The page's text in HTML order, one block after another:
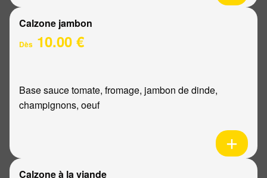
Calzone jambon
Dès 10.00 €
Base sauce tomate, fromage, jambon de dinde,
champignons, oeuf
Calzone à la viande